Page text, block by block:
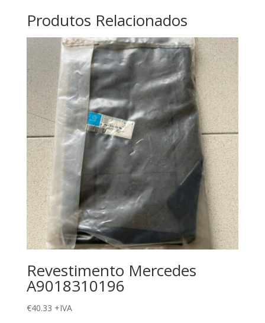
Produtos Relacionados
Revestimento Mercedes
A9018310196
€40.33 +IVA